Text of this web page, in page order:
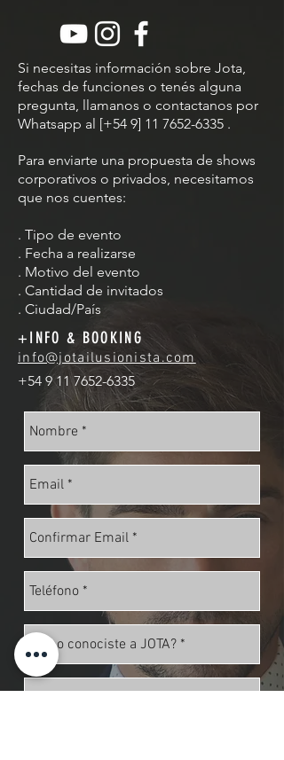
Si necesitas información sobre Jota,
fechas de funciones o tenés alguna
pregunta, llamanos o contactanos por
Whatsapp al [+54 9] 11 7652-6335 .
Para enviarte una propuesta de shows
corporativos o privados, necesitamos
que nos cuentes:
. Tipo de evento
. Fecha a realizarse
. Motivo del evento
. Cantidad de invitados
. Ciudad/País
+INFO & BOOKING
info@jotailusionista.com
+54 9 11 7652-6335